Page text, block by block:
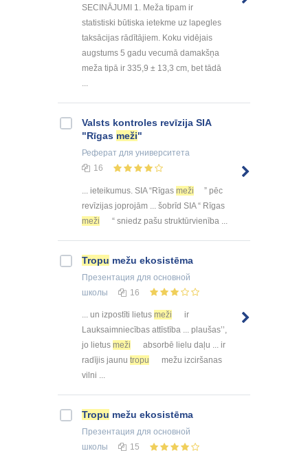
SECINĀJUMI 1. Meža tipam ir
statistiski būtiska ietekme uz lapegles
taksācijas rādītājiem. Koku vidējais
augstums 5 gadu vecumā damakšņa
meža tipā ir 335,9 ± 13,3 cm, bet tādā
Valsts kontroles revīzija SIA
"Rīgas meži"
Реферат для университета
16
... ieteikumus. SIA “Rīgas meži
” pēc
revīzijas joprojām ... šobrīd SIA “ Rīgas
meži
“ sniedz pašu struktūrvienība ...
Tropu mežu ekosistēma
Презентация для основной
школы
16
... un izpostīti lietus meži
ir
Lauksaimniecības attīstība ... plaušas’’,
jo lietus meži
absorbē lielu daļu ... ir
radījis jaunu tropu
mežu izciršanas
vilni ...
Tropu mežu ekosistēma
Презентация для основной
школы
15